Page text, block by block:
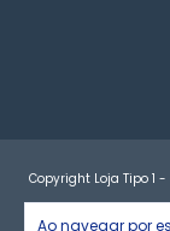
Ao navegar por
Copyright Loja Tipo 1